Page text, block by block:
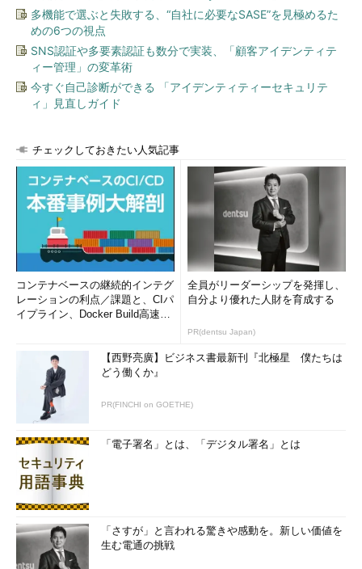
多機能で選ぶと失敗する、“自社に必要なSASE”を見極めるた
めの6つの視点
SNS認証や多要素認証も数分で実装、「顧客アイデンティテ
ィー管理」の変革術
今すぐ自己診断ができる 「アイデンティティーセキュリテ
ィ」見直しガイド
チェックしておきたい人気記事
コンテナベースの継続的インテグ
レーションの利点／課題と、CIパ
イプライン、Docker Build高速化
全員がリーダーシップを発揮し、
自分より優れた人財を育成する
PR(dentsu Japan)
【西野亮廣】ビジネス書最新刊『北極星 僕たちは
どう働くか』
PR(FINCHI on GOETHE)
「電子署名」とは、「デジタル署名」とは
「さすが」と言われる驚きや感動を。新しい価値を
生む電通の挑戦